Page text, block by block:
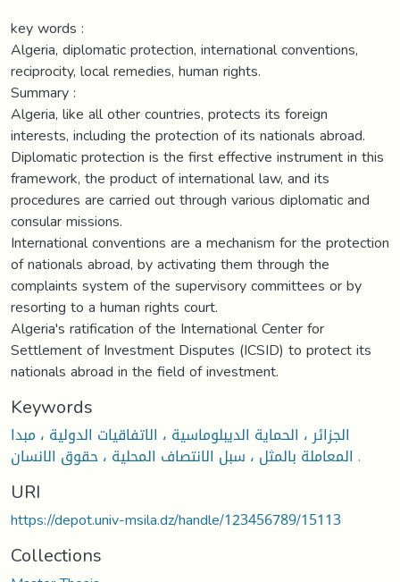
key words :
Algeria, diplomatic protection, international conventions,
reciprocity, local remedies, human rights.
Summary :
Algeria, like all other countries, protects its foreign
interests, including the protection of its nationals abroad.
Diplomatic protection is the first effective instrument in this
framework, the product of international law, and its
procedures are carried out through various diplomatic and
consular missions.
International conventions are a mechanism for the protection
of nationals abroad, by activating them through the
complaints system of the supervisory committees or by
resorting to a human rights court.
Algeria's ratification of the International Center for
Settlement of Investment Disputes (ICSID) to protect its
nationals abroad in the field of investment.
Keywords
الجزائر ، الحماية الديبلوماسية ، الاتفاقيات الدولية ، مبدا
المعاملة بالمثل ، سبل الانتصاف المحلية ، حقوق الانسان .
URI
https://depot.univ-msila.dz/handle/123456789/15113
Collections